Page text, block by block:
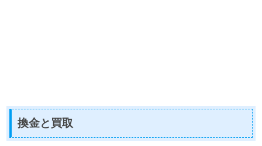
換金と買取